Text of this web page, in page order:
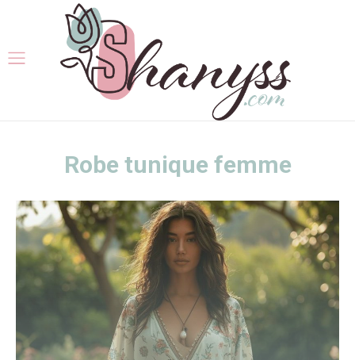
Robe tunique femme